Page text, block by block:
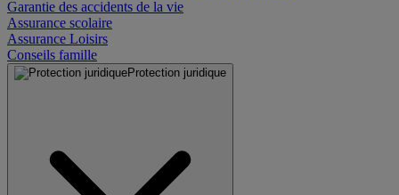
Garantie des accidents de la vie
Assurance scolaire
Assurance Loisirs
Conseils famille
Protection juridique